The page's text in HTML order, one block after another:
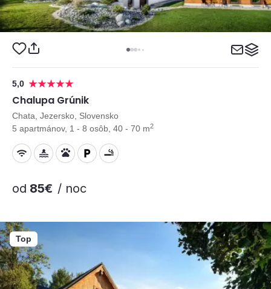
5,0
Chalupa Grúnik
Chata, Jezersko, Slovensko
5 apartmánov, 1 - 8 osôb, 40 - 70 m2
od 85€ / noc
Top